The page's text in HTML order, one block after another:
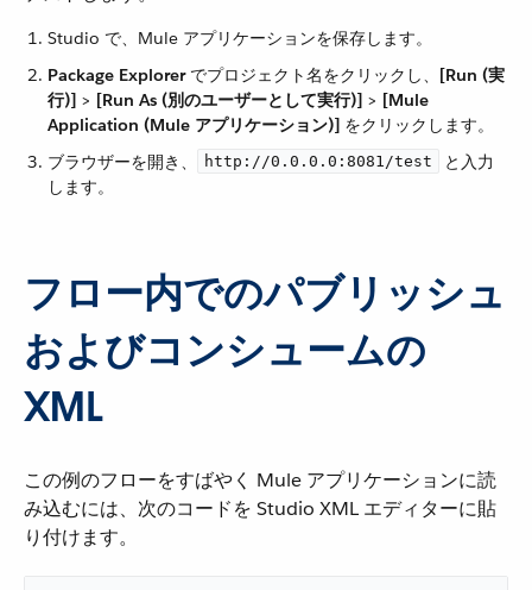
Studio で、Mule アプリケーションを保存します。
Package Explorer​ でプロジェクト名をクリックし、​ [Run (実
行)] ​ > ​ [Run As (別のユーザーとして実行)] ​ > ​ [Mule
Application (Mule アプリケーション)] ​ をクリックします。
ブラウザーを開き、​
http://0.0.0.0:8081/test
​ と入力
します。
フロー内でのパブリッシュ
およびコンシュームの
XML
この例のフローをすばやく Mule アプリケーションに読
み込むには、次のコードを Studio XML エディターに貼
り付けます。